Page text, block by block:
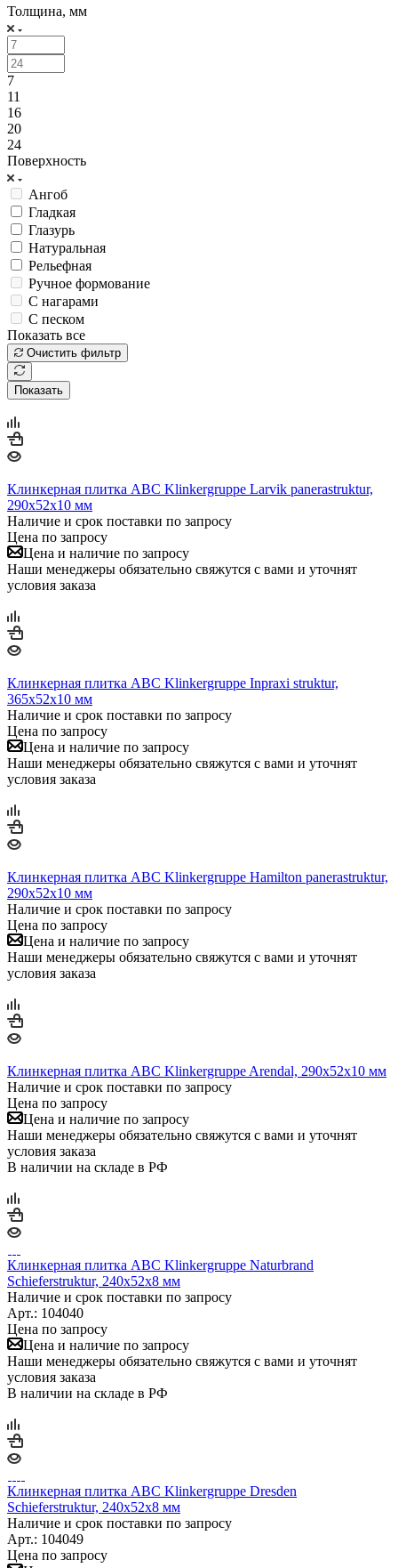
Толщина, мм
7
11
16
20
24
Поверхность
Ангоб
Гладкая
Глазурь
Натуральная
Рельефная
Ручное формование
С нагарами
С песком
Показать все
Очистить фильтр
Показать
Клинкерная плитка ABC Klinkergruppe Larvik panerastruktur,
290х52х10 мм
Наличие и срок поставки по запросу
Цена по запросу
Цена и наличие по запросу
Наши менеджеры обязательно свяжутся с вами и уточнят
условия заказа
Клинкерная плитка ABC Klinkergruppe Inpraxi struktur,
365х52х10 мм
Наличие и срок поставки по запросу
Цена по запросу
Цена и наличие по запросу
Наши менеджеры обязательно свяжутся с вами и уточнят
условия заказа
Клинкерная плитка ABC Klinkergruppe Hamilton panerastruktur,
290х52х10 мм
Наличие и срок поставки по запросу
Цена по запросу
Цена и наличие по запросу
Наши менеджеры обязательно свяжутся с вами и уточнят
условия заказа
Клинкерная плитка ABC Klinkergruppe Arendal, 290х52х10 мм
Наличие и срок поставки по запросу
Цена по запросу
Цена и наличие по запросу
Наши менеджеры обязательно свяжутся с вами и уточнят
условия заказа
В наличии на складе в РФ
Клинкерная плитка ABC Klinkergruppe Naturbrand
Schieferstruktur, 240х52х8 мм
Наличие и срок поставки по запросу
Арт.: 104040
Цена по запросу
Цена и наличие по запросу
Наши менеджеры обязательно свяжутся с вами и уточнят
условия заказа
В наличии на складе в РФ
Клинкерная плитка ABC Klinkergruppe Dresden
Schieferstruktur, 240х52х8 мм
Наличие и срок поставки по запросу
Арт.: 104049
Цена по запросу